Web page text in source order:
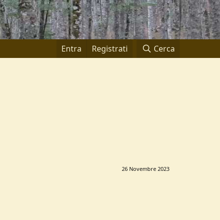
Entra Registrati Cerca
26 Novembre 2023